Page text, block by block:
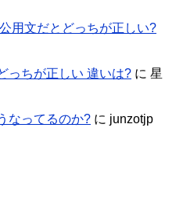
用文だとどっちが正しい?
っちが正しい 違いは? に 星
なってるのか? に junzotjp